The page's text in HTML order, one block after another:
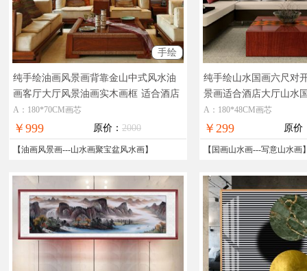
手绘
纯手绘油画风景画背靠金山中式风水油
画客厅大厅风景油画实木画框 适合酒店
大厅办公室的风景油画
A：180*70CM画芯
￥999 原价： 2000
【油画风景画---山水画聚宝盆风水画】
纯手绘山水国画六尺对
景画适合酒店大厅山水
手绘酒店大厅山水画
A：180*48CM画芯
￥299 原价
【 国画山水画---写意山水画